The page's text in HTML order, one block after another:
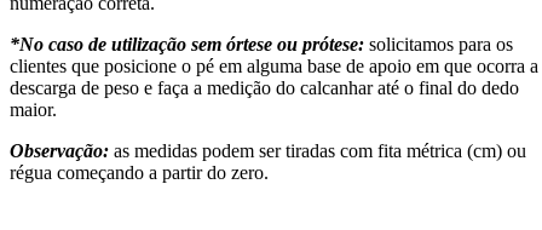
*No caso de utilização sem órtese ou prótese: solicitamos para os
clientes que posicione o pé em alguma base de apoio em que ocorra a
descarga de peso e faça a medição do calcanhar até o final do dedo
maior.
Observação: as medidas podem ser tiradas com fita métrica (cm) ou
régua começando a partir do zero.